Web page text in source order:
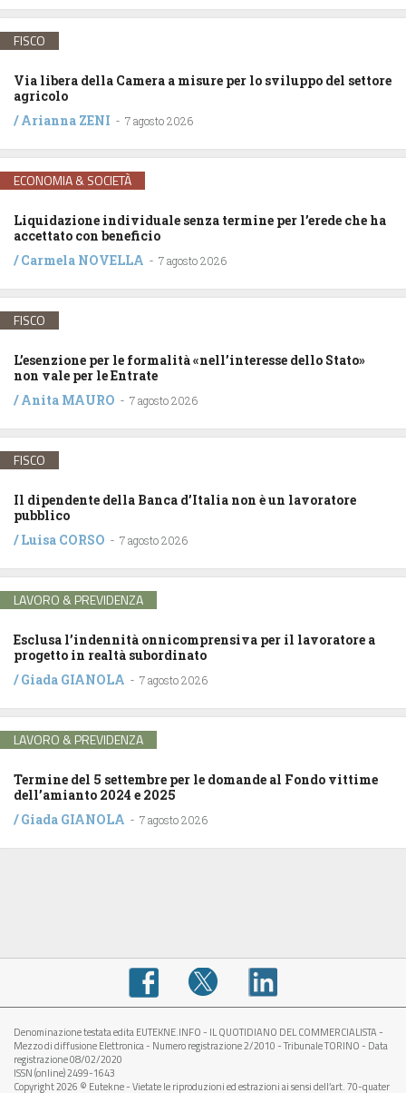
FISCO
Via libera della Camera a misure per lo sviluppo del settore
agricolo
/Arianna ZENI - 7 agosto 2026
ECONOMIA & SOCIETÀ
Liquidazione individuale senza termine per l’erede che ha
accettato con beneficio
/Carmela NOVELLA - 7 agosto 2026
FISCO
L’esenzione per le formalità «nell’interesse dello Stato»
non vale per le Entrate
/Anita MAURO - 7 agosto 2026
FISCO
Il dipendente della Banca d’Italia non è un lavoratore
pubblico
/Luisa CORSO - 7 agosto 2026
LAVORO & PREVIDENZA
Esclusa l’indennità onnicomprensiva per il lavoratore a
progetto in realtà subordinato
/Giada GIANOLA - 7 agosto 2026
LAVORO & PREVIDENZA
Termine del 5 settembre per le domande al Fondo vittime
dell’amianto 2024 e 2025
/Giada GIANOLA - 7 agosto 2026
Denominazione testata edita EUTEKNE.INFO - IL QUOTIDIANO DEL COMMERCIALISTA -
Mezzo di diffusione Elettronica - Numero registrazione 2/2010 - Tribunale TORINO - Data
registrazione 08/02/2020
ISSN (online) 2499-1643
Copyright 2026 © Eutekne - Vietate le riproduzioni ed estrazioni ai sensi dell’art. 70-quater